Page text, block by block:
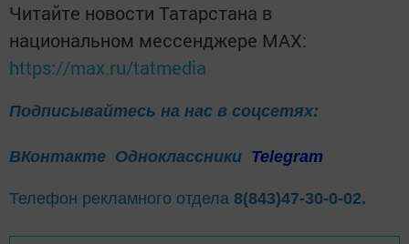
Читайте новости Татарстана в
национальном мессенджере MАХ:
https://max.ru/tatmedia
Подписывайтесь на нас в соцсетях:
ВКонтакте Одноклассники Telegram
Телефон рекламного отдела 8(843)47-30-0-02.